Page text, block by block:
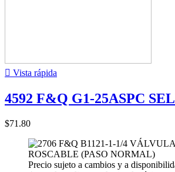
 Vista rápida
4592 F&Q G1-25ASPC
$71.80
Precio sujeto a cambios y a